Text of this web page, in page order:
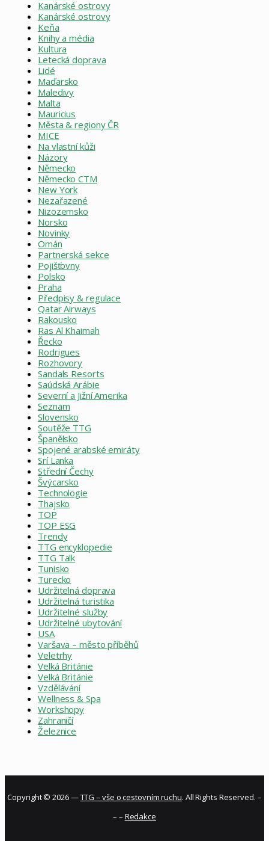
Kanárské ostrovy
Kanárské ostrovy
Keňa
Knihy a média
Kultura
Letecká doprava
Lidé
Maďarsko
Maledivy
Malta
Mauricius
Města & regiony ČR
MICE
Na vlastní kůži
Názory
Německo
Německo CTM
New York
Nezařazené
Nizozemsko
Norsko
Novinky
Omán
Partnerská sekce
Pojišťovny
Polsko
Praha
Předpisy & regulace
Qatar Airways
Rakousko
Ras Al Khaimah
Řecko
Rodrigues
Rozhovory
Sandals Resorts
Saúdská Arábie
Severní a Jižní Amerika
Seznam
Slovensko
Soutěže TTG
Španělsko
Spojené arabské emiráty
Srí Lanka
Střední Čechy
Švýcarsko
Technologie
Thajsko
TOP
TOP ESG
Trendy
TTG encyklopedie
TTG Talk
Tunisko
Turecko
Udržitelná doprava
Udržitelná turistika
Udržitelné služby
Udržitelné ubytování
USA
Varšava – město příběhů
Veletrhy
Velká Británie
Velká Británie
Vzdělávání
Wellness & Spa
Workshopy
Zahraničí
Železnice
Copyright © 2026 —TTG – vše o cestovním ruchu. All Rights Reserved. –
– – Redakce